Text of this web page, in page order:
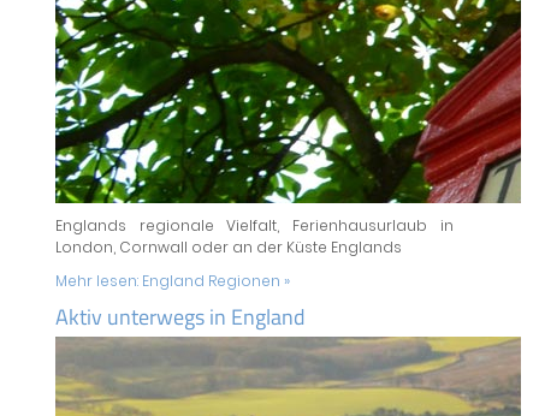
Englands regionale Vielfalt, Ferienhausurlaub in
London, Cornwall oder an der Küste Englands
Mehr lesen: England Regionen »
Aktiv unterwegs in England